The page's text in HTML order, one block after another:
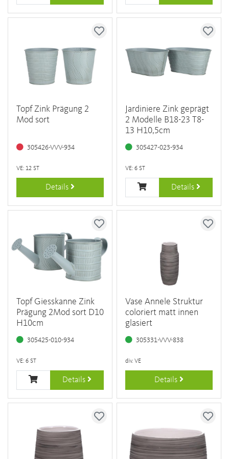
Topf Zink Prägung 2
Mod sort
305426-VVV-934
VE: 12 ST
Details
Jardiniere Zink geprägt
2 Modelle B18-23 T8-
13 H10,5cm
305427-023-934
VE: 6 ST
Details
Topf Giesskanne Zink
Prägung 2Mod sort D10
H10cm
305425-010-934
VE: 6 ST
Details
Vase Annele Struktur
coloriert matt innen
glasiert
305331-VVV-838
div. VE
Details